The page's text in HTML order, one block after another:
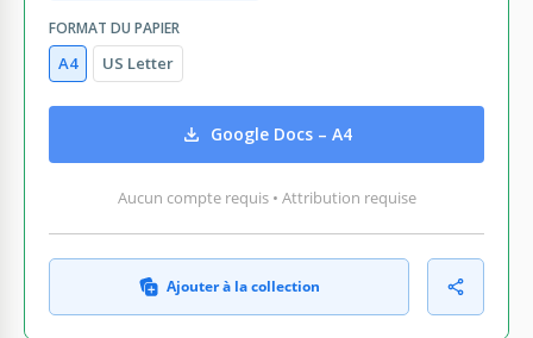
FORMAT DU PAPIER
A4 US Letter
Google Docs – A4
Aucun compte requis • Attribution requise
Ajouter à la collection